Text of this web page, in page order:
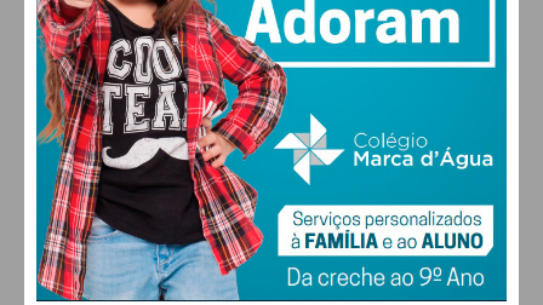
FARMACIAS DE SERVIÇO EM PAÇOS DE
FERREIRA